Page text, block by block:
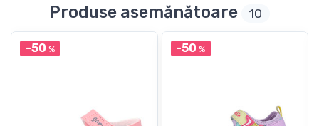
Produse asemănătoare 10
-50 % -50 %